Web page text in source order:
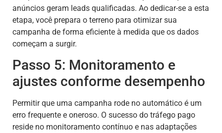
anúncios geram leads qualificadas. Ao dedicar-se a esta
etapa, você prepara o terreno para otimizar sua
campanha de forma eficiente à medida que os dados
começam a surgir.
Passo 5: Monitoramento e
ajustes conforme desempenho
Permitir que uma campanha rode no automático é um
erro frequente e oneroso. O sucesso do tráfego pago
reside no monitoramento contínuo e nas adaptações